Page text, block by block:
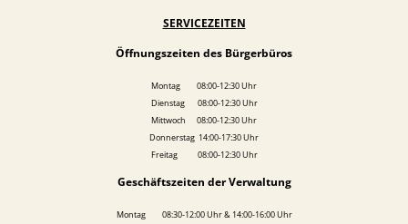
SERVICEZEITEN
Öffnungszeiten des Bürgerbüros
Montag 08:00-12:30 Uhr
Dienstag 08:00-12:30 Uhr
Mittwoch 08:00-12:30 Uhr
Donnerstag 14:00-17:30 Uhr
Freitag 08:00-12:30 Uhr
Geschäftszeiten der Verwaltung
Montag 08:30-12:00 Uhr & 14:00-16:00 Uhr